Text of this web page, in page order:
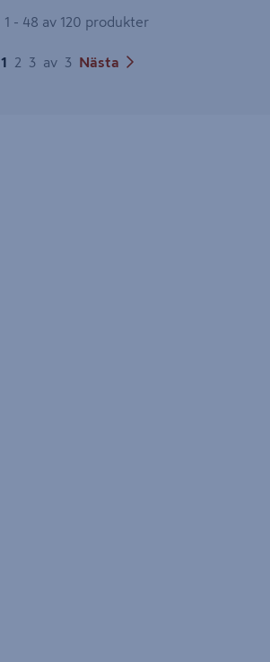
1 - 48 av 120 produkter
1 2 3 av 3 Nästa